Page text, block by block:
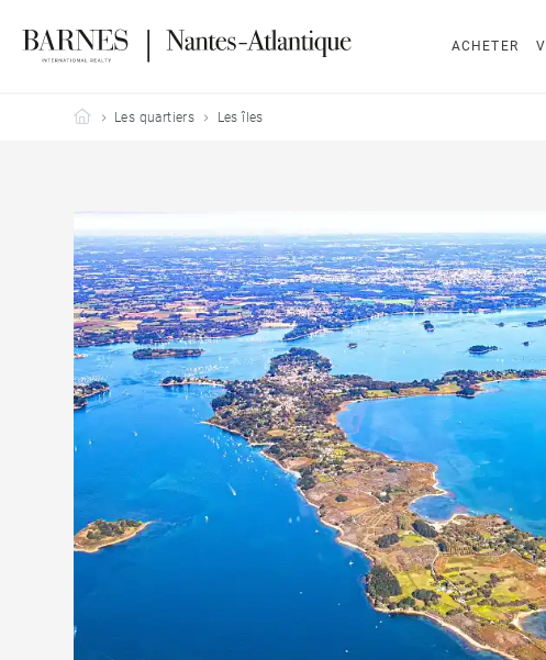
ACHETER
Barnes Nantes-Atlantique
Les quartiers Les îles